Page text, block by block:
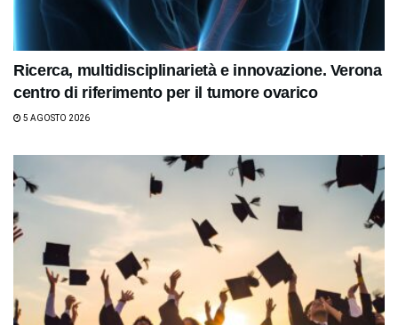
Ricerca, multidisciplinarietà e innovazione. Verona
centro di riferimento per il tumore ovarico
5 AGOSTO 2026